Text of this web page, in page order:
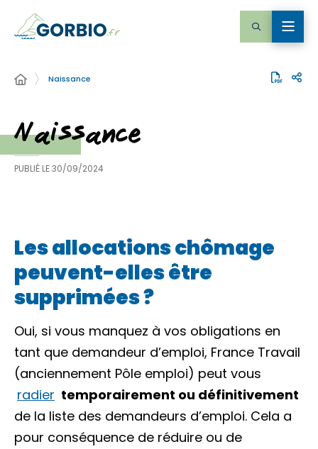
Naissance
Naissance
PUBLIÉ LE30/09/2024
Les allocations chômage
peuvent-elles être
supprimées ?
Oui, si vous manquez à vos obligations en
tant que demandeur d’emploi, France Travail
(anciennement Pôle emploi) peut vous
radier temporairement ou définitivement
de la liste des demandeurs d’emploi. Cela a
pour conséquence de réduire ou de